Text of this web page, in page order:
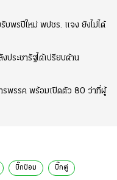
บพรปีใหม่ พปชร. แจง ยังไม่ได้
ระชารัฐได้เปรียบด้าน
รพรรค พร้อมเปิดตัว 80 ว่าที่ผู้
บิ๊กป้อม บิ๊กตู่